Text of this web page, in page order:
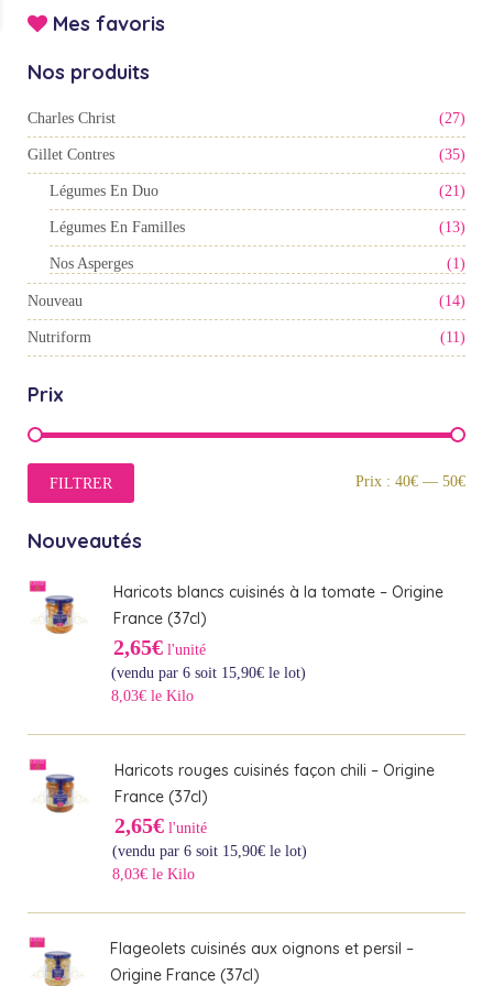
Mes favoris
Nos produits
Charles Christ (27)
Gillet Contres (35)
Légumes En Duo (21)
Légumes En Familles (13)
Nos Asperges (1)
Nouveau (14)
Nutriform (11)
Prix
FILTRER Prix : 40€ — 50€
Nouveautés
Haricots blancs cuisinés à la tomate – Origine
France (37cl)
2,65€ l'unité
(vendu par 6 soit 15,90€ le lot)
8,03€ le Kilo
Haricots rouges cuisinés façon chili – Origine
France (37cl)
2,65€ l'unité
(vendu par 6 soit 15,90€ le lot)
8,03€ le Kilo
Flageolets cuisinés aux oignons et persil –
Origine France (37cl)